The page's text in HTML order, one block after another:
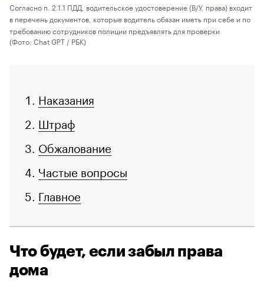
Согласно п. 2.1.1 ПДД, водительское удостоверение (В/У, права) входит
в перечень документов, которые водитель обязан иметь при себе и по
требованию сотрудников полиции предъявлять для проверки
(Фото: Chat GPT / РБК)
Наказания
Штраф
Обжалование
Частые вопросы
Главное
Что будет, если забыл права
дома